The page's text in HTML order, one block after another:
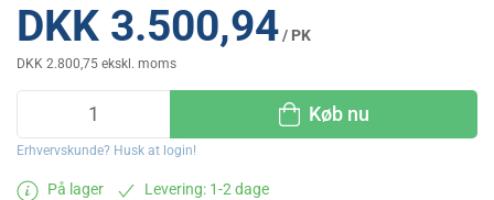
DKK 3.500,94/ PK
DKK 2.800,75 ekskl. moms
Køb nu
Erhvervskunde? Husk at login!
På lager Levering: 1-2 dage